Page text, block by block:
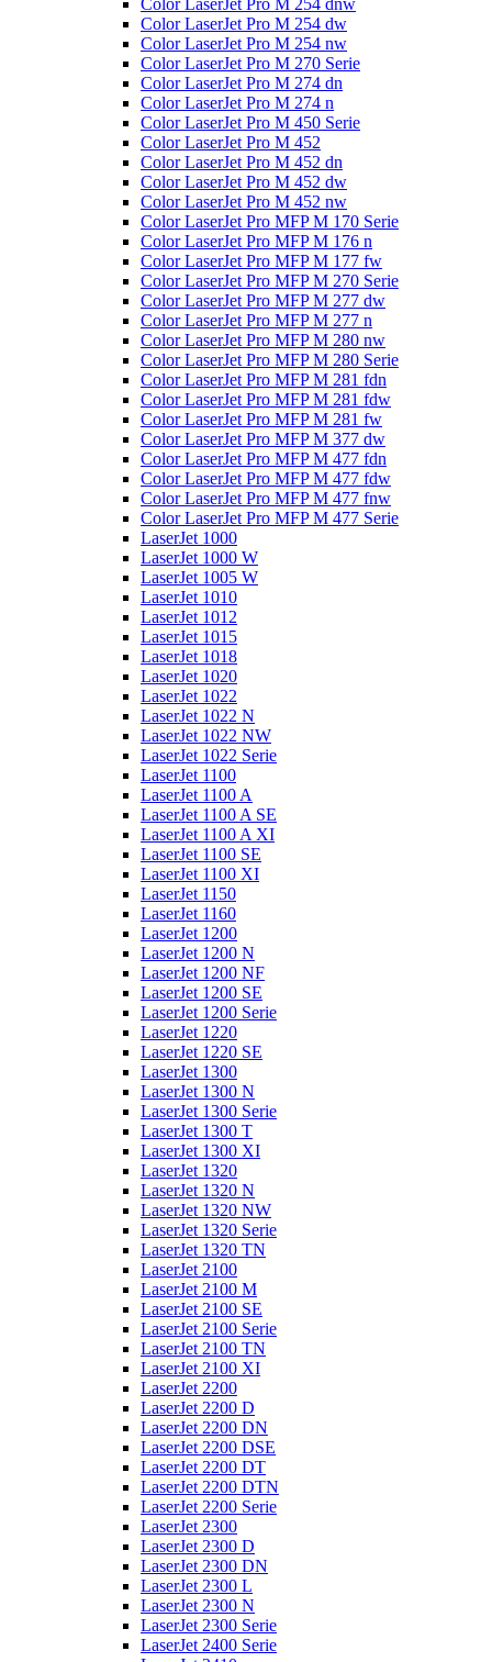
Color LaserJet Pro M 254 dw
Color LaserJet Pro M 254 nw
Color LaserJet Pro M 270 Serie
Color LaserJet Pro M 274 dn
Color LaserJet Pro M 274 n
Color LaserJet Pro M 450 Serie
Color LaserJet Pro M 452
Color LaserJet Pro M 452 dn
Color LaserJet Pro M 452 dw
Color LaserJet Pro M 452 nw
Color LaserJet Pro MFP M 170 Serie
Color LaserJet Pro MFP M 176 n
Color LaserJet Pro MFP M 177 fw
Color LaserJet Pro MFP M 270 Serie
Color LaserJet Pro MFP M 277 dw
Color LaserJet Pro MFP M 277 n
Color LaserJet Pro MFP M 280 nw
Color LaserJet Pro MFP M 280 Serie
Color LaserJet Pro MFP M 281 fdn
Color LaserJet Pro MFP M 281 fdw
Color LaserJet Pro MFP M 281 fw
Color LaserJet Pro MFP M 377 dw
Color LaserJet Pro MFP M 477 fdn
Color LaserJet Pro MFP M 477 fdw
Color LaserJet Pro MFP M 477 fnw
Color LaserJet Pro MFP M 477 Serie
LaserJet 1000
LaserJet 1000 W
LaserJet 1005 W
LaserJet 1010
LaserJet 1012
LaserJet 1015
LaserJet 1018
LaserJet 1020
LaserJet 1022
LaserJet 1022 N
LaserJet 1022 NW
LaserJet 1022 Serie
LaserJet 1100
LaserJet 1100 A
LaserJet 1100 A SE
LaserJet 1100 A XI
LaserJet 1100 SE
LaserJet 1100 XI
LaserJet 1150
LaserJet 1160
LaserJet 1200
LaserJet 1200 N
LaserJet 1200 NF
LaserJet 1200 SE
LaserJet 1200 Serie
LaserJet 1220
LaserJet 1220 SE
LaserJet 1300
LaserJet 1300 N
LaserJet 1300 Serie
LaserJet 1300 T
LaserJet 1300 XI
LaserJet 1320
LaserJet 1320 N
LaserJet 1320 NW
LaserJet 1320 Serie
LaserJet 1320 TN
LaserJet 2100
LaserJet 2100 M
LaserJet 2100 SE
LaserJet 2100 Serie
LaserJet 2100 TN
LaserJet 2100 XI
LaserJet 2200
LaserJet 2200 D
LaserJet 2200 DN
LaserJet 2200 DSE
LaserJet 2200 DT
LaserJet 2200 DTN
LaserJet 2200 Serie
LaserJet 2300
LaserJet 2300 D
LaserJet 2300 DN
LaserJet 2300 L
LaserJet 2300 N
LaserJet 2300 Serie
LaserJet 2400 Serie